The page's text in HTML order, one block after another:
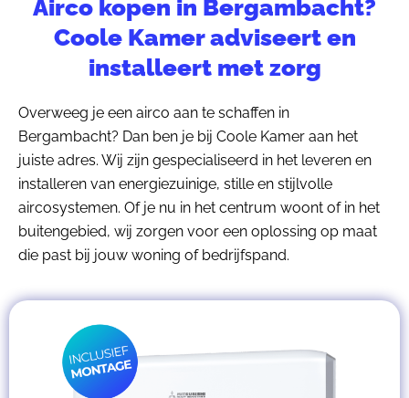
Airco kopen in Bergambacht?
Coole Kamer adviseert en
installeert met zorg
Overweeg je een airco aan te schaffen in
Bergambacht? Dan ben je bij Coole Kamer aan het
juiste adres. Wij zijn gespecialiseerd in het leveren en
installeren van energiezuinige, stille en stijlvolle
aircosystemen. Of je nu in het centrum woont of in het
buitengebied, wij zorgen voor een oplossing op maat
die past bij jouw woning of bedrijfspand.